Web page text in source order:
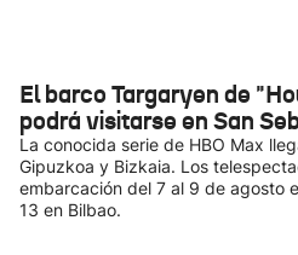
El barco Targaryen de
podrá visitarse en San
La conocida serie de HBO Max
Gipuzkoa y Bizkaia. Los
embarcación del 7 al 9 de agosto
13 en Bilbao.